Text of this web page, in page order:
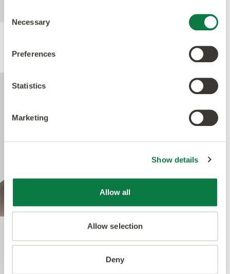
Selection
Necessary
Preferences
Statistics
Marketing
Show details
Allow all
Allow selection
Deny
Quantum Guard